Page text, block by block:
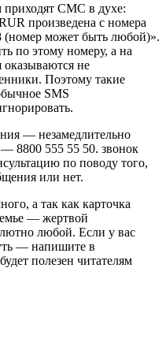
приходят СМС в духе:
произведена с номера
может быть любой)».
по этому номеру, а на
оказываются не
Поэтому такие
SMS
— незамедлительно
8800 555 55 50. звонок
по поводу того,
или нет.
а так как карточка
— жертвой
любой. Если у вас
— напишите в
полезен читателям